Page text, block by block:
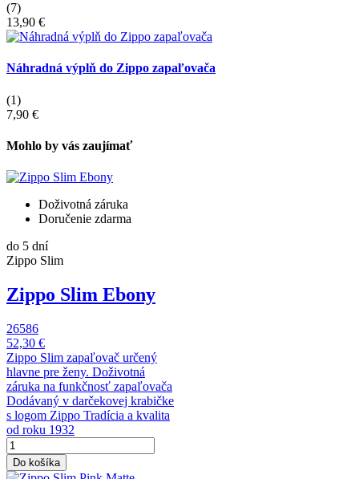
(7)
13,90 €
Náhradná výplň do Zippo zapaľovača
(1)
7,90 €
Mohlo by vás zaujímať
Doživotná záruka
Doručenie zdarma
do 5 dní
Zippo Slim
Zippo Slim Ebony
26586
52,30 €
Zippo Slim zapaľovač určený
hlavne pre ženy. Doživotná
záruka na funkčnosť zapaľovača
Dodávaný v darčekovej krabičke
s logom Zippo Tradícia a kvalita
od roku 1932
Do košíka